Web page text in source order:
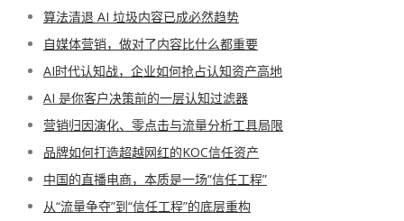
算法清退 AI 垃圾内容已成必然趋势
自媒体营销，做对了内容比什么都重要
AI时代认知战，企业如何抢占认知资产高地
AI 是你客户决策前的一层认知过滤器
营销归因演化、零点击与流量分析工具局限
品牌如何打造超越网红的KOC信任资产
中国的直播电商，本质是一场“信任工程”
从“流量争夺”到“信任工程”的底层重构